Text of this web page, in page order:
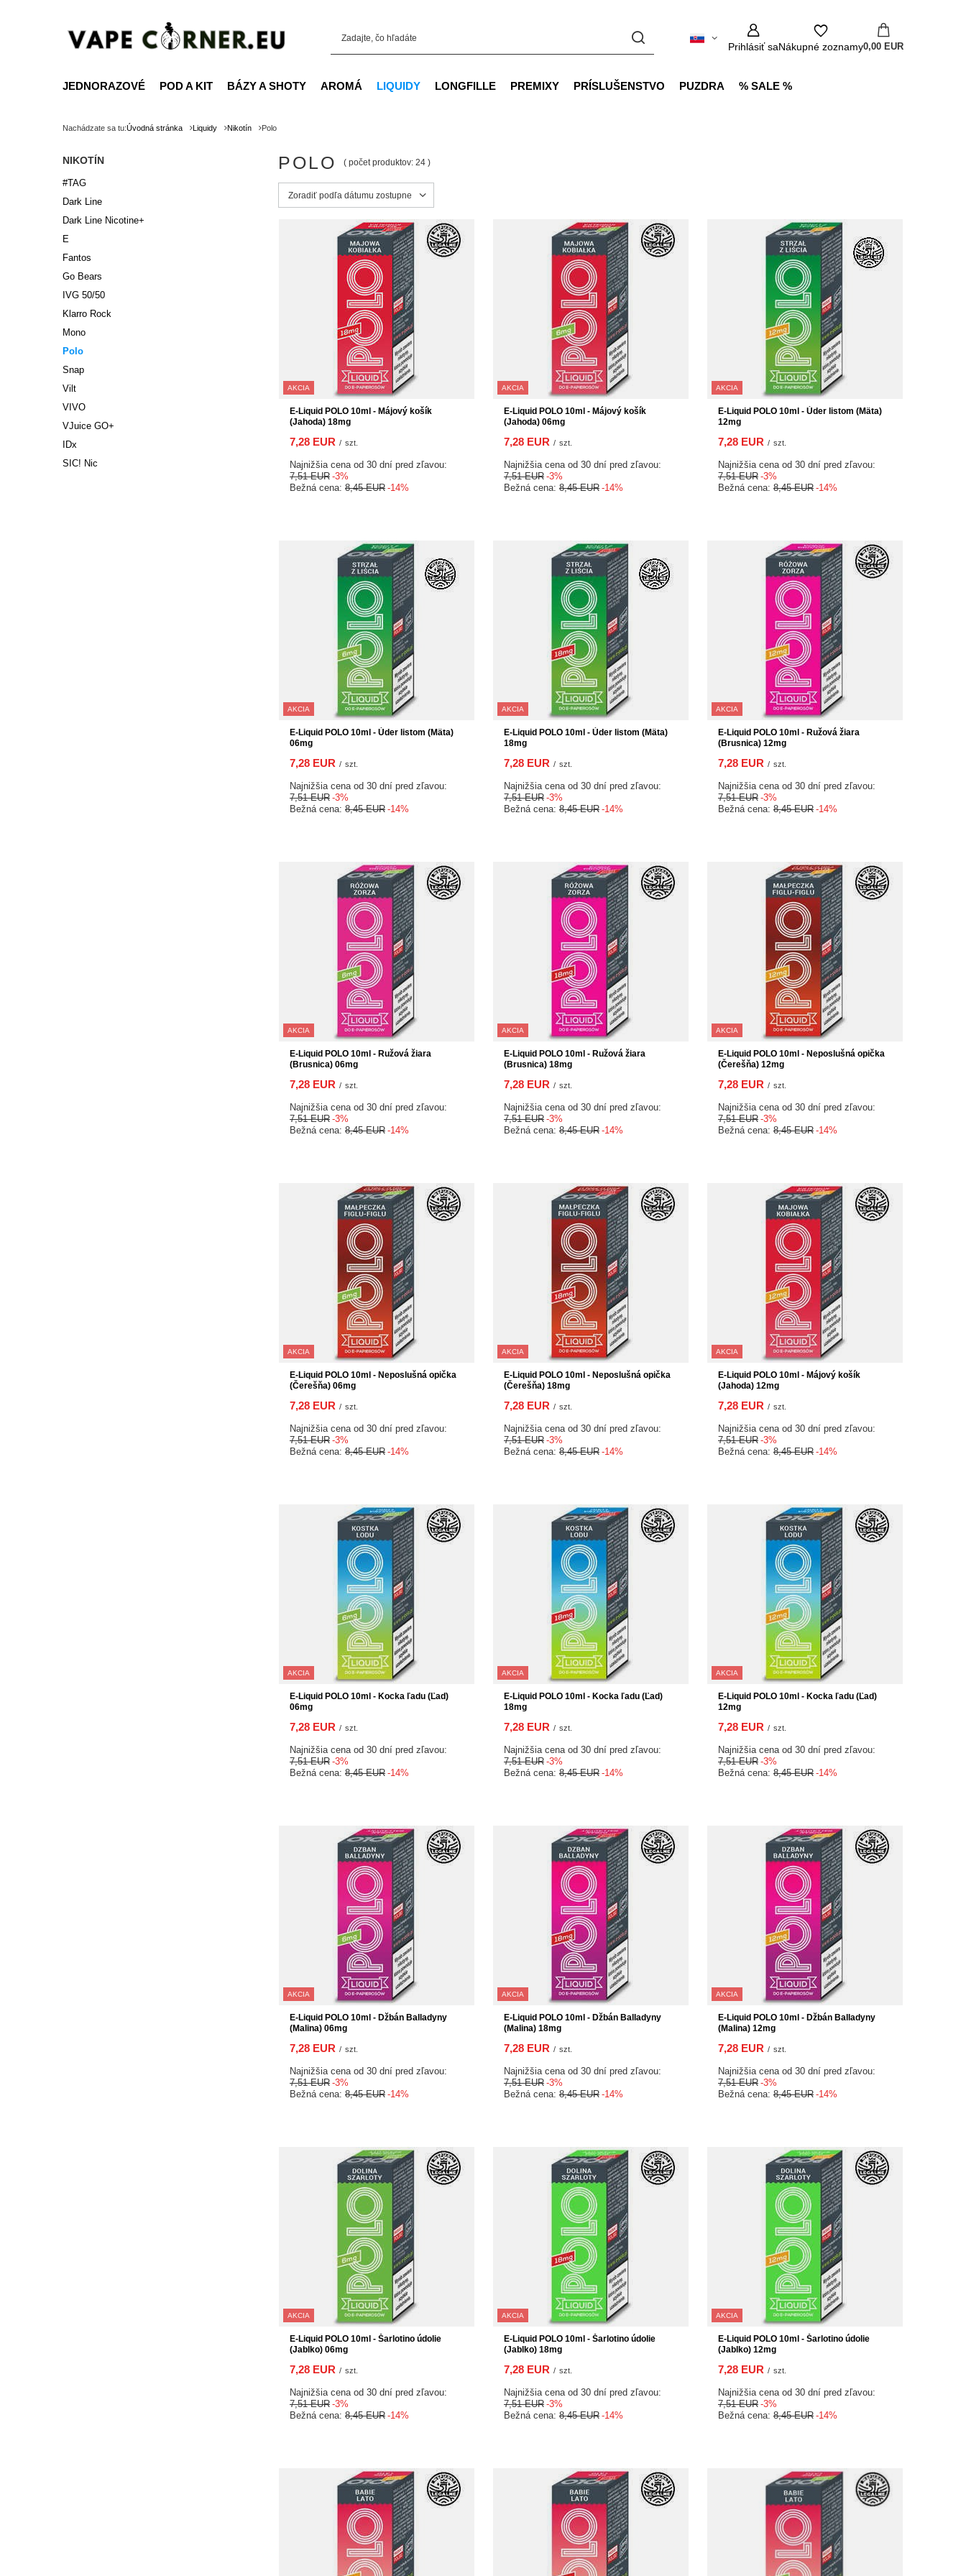
Prihlásiť saNákupné zoznamy0,00 EUR
JEDNORAZOVÉ POD A KIT BÁZY A SHOTY AROMÁ LIQUIDY LONGFILLE PREMIXY PRÍSLUŠENSTVO PUZDRA % SALE %
Nachádzate sa tu:Úvodná stránka Liquidy Nikotín Polo
NIKOTÍN
#TAG
Dark Line
Dark Line Nicotine+
E
Fantos
Go Bears
IVG 50/50
Klarro Rock
Mono
Polo
Snap
Vilt
VIVO
VJuice GO+
IDx
SIC! Nic
POLO ( počet produktov: 24 )
Zmień sortowanie
Zoradiť podľa dátumu zostupne
AKCIA
E-Liquid POLO 10ml - Májový košík
(Jahoda) 18mg
7,28 EUR / szt.
Najnižšia cena od 30 dní pred zľavou:
7,51 EUR -3%
Bežná cena: 8,45 EUR -14%
AKCIA
E-Liquid POLO 10ml - Májový košík
(Jahoda) 06mg
7,28 EUR / szt.
Najnižšia cena od 30 dní pred zľavou:
7,51 EUR -3%
Bežná cena: 8,45 EUR -14%
AKCIA
E-Liquid POLO 10ml - Úder listom (Mäta)
12mg
7,28 EUR / szt.
Najnižšia cena od 30 dní pred zľavou:
7,51 EUR -3%
Bežná cena: 8,45 EUR -14%
AKCIA
E-Liquid POLO 10ml - Úder listom (Mäta)
06mg
7,28 EUR / szt.
Najnižšia cena od 30 dní pred zľavou:
7,51 EUR -3%
Bežná cena: 8,45 EUR -14%
AKCIA
E-Liquid POLO 10ml - Úder listom (Mäta)
18mg
7,28 EUR / szt.
Najnižšia cena od 30 dní pred zľavou:
7,51 EUR -3%
Bežná cena: 8,45 EUR -14%
AKCIA
E-Liquid POLO 10ml - Ružová žiara
(Brusnica) 12mg
7,28 EUR / szt.
Najnižšia cena od 30 dní pred zľavou:
7,51 EUR -3%
Bežná cena: 8,45 EUR -14%
AKCIA
E-Liquid POLO 10ml - Ružová žiara
(Brusnica) 06mg
7,28 EUR / szt.
Najnižšia cena od 30 dní pred zľavou:
7,51 EUR -3%
Bežná cena: 8,45 EUR -14%
AKCIA
E-Liquid POLO 10ml - Ružová žiara
(Brusnica) 18mg
7,28 EUR / szt.
Najnižšia cena od 30 dní pred zľavou:
7,51 EUR -3%
Bežná cena: 8,45 EUR -14%
AKCIA
E-Liquid POLO 10ml - Neposlušná opička
(Čerešňa) 12mg
7,28 EUR / szt.
Najnižšia cena od 30 dní pred zľavou:
7,51 EUR -3%
Bežná cena: 8,45 EUR -14%
AKCIA
E-Liquid POLO 10ml - Neposlušná opička
(Čerešňa) 06mg
7,28 EUR / szt.
Najnižšia cena od 30 dní pred zľavou:
7,51 EUR -3%
Bežná cena: 8,45 EUR -14%
AKCIA
E-Liquid POLO 10ml - Neposlušná opička
(Čerešňa) 18mg
7,28 EUR / szt.
Najnižšia cena od 30 dní pred zľavou:
7,51 EUR -3%
Bežná cena: 8,45 EUR -14%
AKCIA
E-Liquid POLO 10ml - Májový košík
(Jahoda) 12mg
7,28 EUR / szt.
Najnižšia cena od 30 dní pred zľavou:
7,51 EUR -3%
Bežná cena: 8,45 EUR -14%
AKCIA
E-Liquid POLO 10ml - Kocka ľadu (Ľad)
06mg
7,28 EUR / szt.
Najnižšia cena od 30 dní pred zľavou:
7,51 EUR -3%
Bežná cena: 8,45 EUR -14%
AKCIA
E-Liquid POLO 10ml - Kocka ľadu (Ľad)
18mg
7,28 EUR / szt.
Najnižšia cena od 30 dní pred zľavou:
7,51 EUR -3%
Bežná cena: 8,45 EUR -14%
AKCIA
E-Liquid POLO 10ml - Kocka ľadu (Ľad)
12mg
7,28 EUR / szt.
Najnižšia cena od 30 dní pred zľavou:
7,51 EUR -3%
Bežná cena: 8,45 EUR -14%
AKCIA
E-Liquid POLO 10ml - Džbán Balladyny
(Malina) 06mg
7,28 EUR / szt.
Najnižšia cena od 30 dní pred zľavou:
7,51 EUR -3%
Bežná cena: 8,45 EUR -14%
AKCIA
E-Liquid POLO 10ml - Džbán Balladyny
(Malina) 18mg
7,28 EUR / szt.
Najnižšia cena od 30 dní pred zľavou:
7,51 EUR -3%
Bežná cena: 8,45 EUR -14%
AKCIA
E-Liquid POLO 10ml - Džbán Balladyny
(Malina) 12mg
7,28 EUR / szt.
Najnižšia cena od 30 dní pred zľavou:
7,51 EUR -3%
Bežná cena: 8,45 EUR -14%
AKCIA
E-Liquid POLO 10ml - Šarlotino údolie
(Jablko) 06mg
7,28 EUR / szt.
Najnižšia cena od 30 dní pred zľavou:
7,51 EUR -3%
Bežná cena: 8,45 EUR -14%
AKCIA
E-Liquid POLO 10ml - Šarlotino údolie
(Jablko) 18mg
7,28 EUR / szt.
Najnižšia cena od 30 dní pred zľavou:
7,51 EUR -3%
Bežná cena: 8,45 EUR -14%
AKCIA
E-Liquid POLO 10ml - Šarlotino údolie
(Jablko) 12mg
7,28 EUR / szt.
Najnižšia cena od 30 dní pred zľavou:
7,51 EUR -3%
Bežná cena: 8,45 EUR -14%